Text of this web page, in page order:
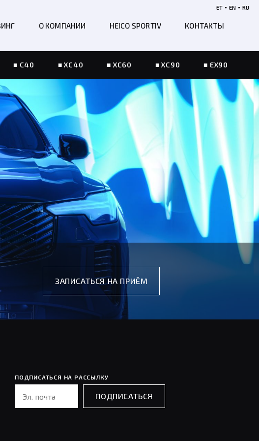
О КОМПАНИИ HEICO SPORTIV КОНТАКТЫ
ET • EN • RU
C40 XC40 XC60 XC90 EX90
ЗАПИСАТЬСЯ НА ПРИЁМ
ЗАПИСАТЬСЯ НА ПРИЁМ
ПОДПИСАТЬСЯ НА РАССЫЛКУ
ПОДПИСАТЬСЯ
ПОДПИСАТЬСЯ